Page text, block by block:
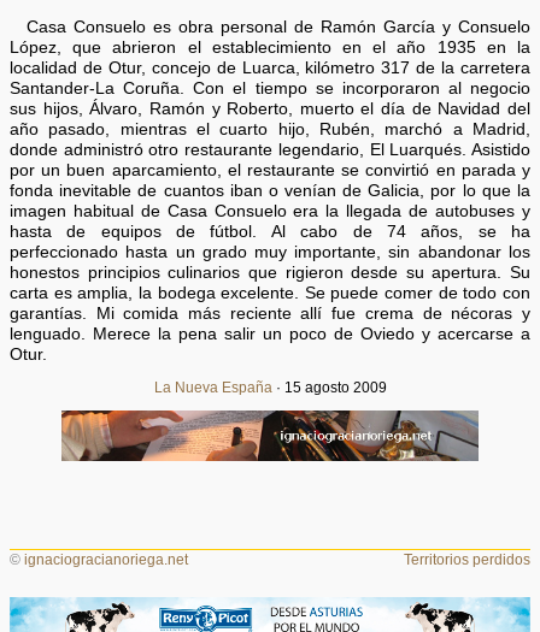
Casa Consuelo es obra personal de Ramón García y Consuelo
López, que abrieron el establecimiento en el año 1935 en la
localidad de Otur, concejo de Luarca, kilómetro 317 de la carretera
Santander-La Coruña. Con el tiempo se incorporaron al negocio
sus hijos, Álvaro, Ramón y Roberto, muerto el día de Navidad del
año pasado, mientras el cuarto hijo, Rubén, marchó a Madrid,
donde administró otro restaurante legendario, El Luarqués. Asistido
por un buen aparcamiento, el restaurante se convirtió en parada y
fonda inevitable de cuantos iban o venían de Galicia, por lo que la
imagen habitual de Casa Consuelo era la llegada de autobuses y
hasta de equipos de fútbol. Al cabo de 74 años, se ha
perfeccionado hasta un grado muy importante, sin abandonar los
honestos principios culinarios que rigieron desde su apertura. Su
carta es amplia, la bodega excelente. Se puede comer de todo con
garantías. Mi comida más reciente allí fue crema de nécoras y
lenguado. Merece la pena salir un poco de Oviedo y acercarse a
Otur.
La Nueva España · 15 agosto 2009
©ignaciogracianoriega.net Territorios perdidos